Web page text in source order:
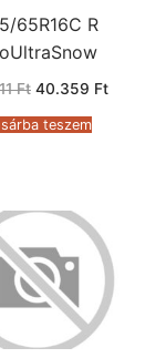
65R16C R
Ft Original
was:
74.511 Ft.
40.359 FtCurrent
teszem